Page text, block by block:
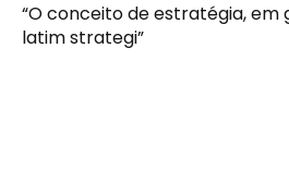
“O conceito de estratégia,
latim strategi”